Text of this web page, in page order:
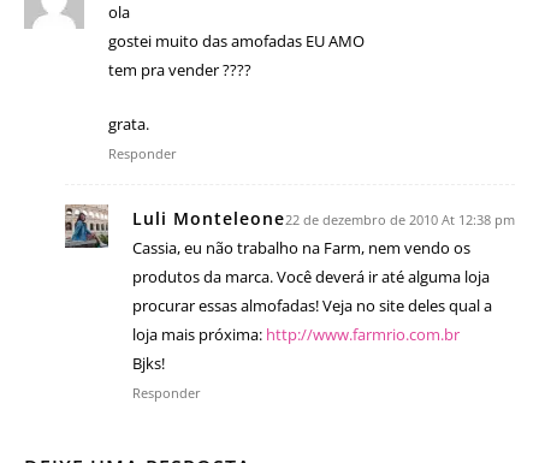
ola
gostei muito das amofadas EU AMO
tem pra vender ????
grata.
Responder
Luli Monteleone22 de dezembro de 2010 At 12:38 pm
Cassia, eu não trabalho na Farm, nem vendo os
produtos da marca. Você deverá ir até alguma loja
procurar essas almofadas! Veja no site deles qual a
loja mais próxima: http://www.farmrio.com.br
Bjks!
Responder